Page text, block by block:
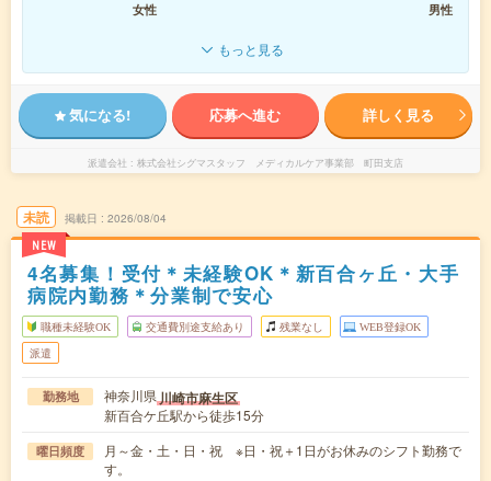
女性
男性
もっと見る
気になる! 応募へ進む 詳しく見る
派遣会社 株式会社シグマスタッフ メディカルケア事業部 町田支店
未読
NEW
掲載日 2026/08/04
4名募集！受付＊未経験OK＊新百合ヶ丘・大手
病院内勤務＊分業制で安心
職種未経験OK 交通費別途支給あり 残業なし WEB登録OK
派遣
勤務地 神奈川県川崎市麻生区
新百合ケ丘駅から徒歩15分
曜日頻度
月～金・土・日・祝 ※日・祝＋1日がお休みのシフト勤務で
す。